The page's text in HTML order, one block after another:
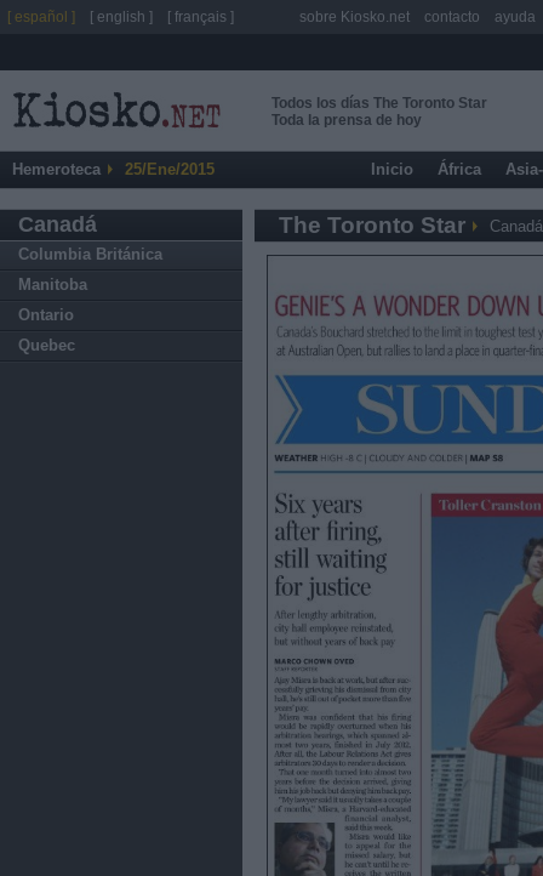
Todos los días The Toronto Star
Toda la prensa de hoy
Hemeroteca 25/Ene/2015 Inicio África
Canadá
Columbia Británica
Manitoba
Ontario
Quebec
The Toronto Star Canadá
[ español ] [ english ] [ français ] sobre Kiosko.net contacto ayuda